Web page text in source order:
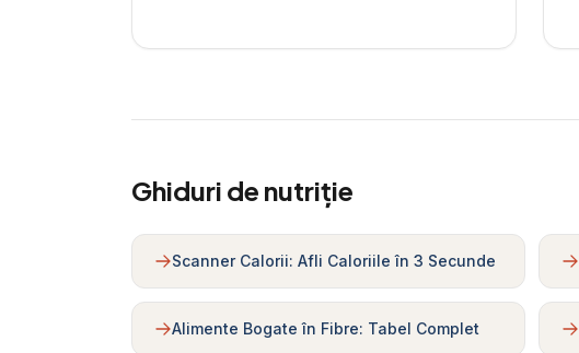
Ghiduri de nutriție
Scanner Calorii: Afli Caloriile în 3 Secunde
Alimente Bogate în Fibre: Tabel Complet